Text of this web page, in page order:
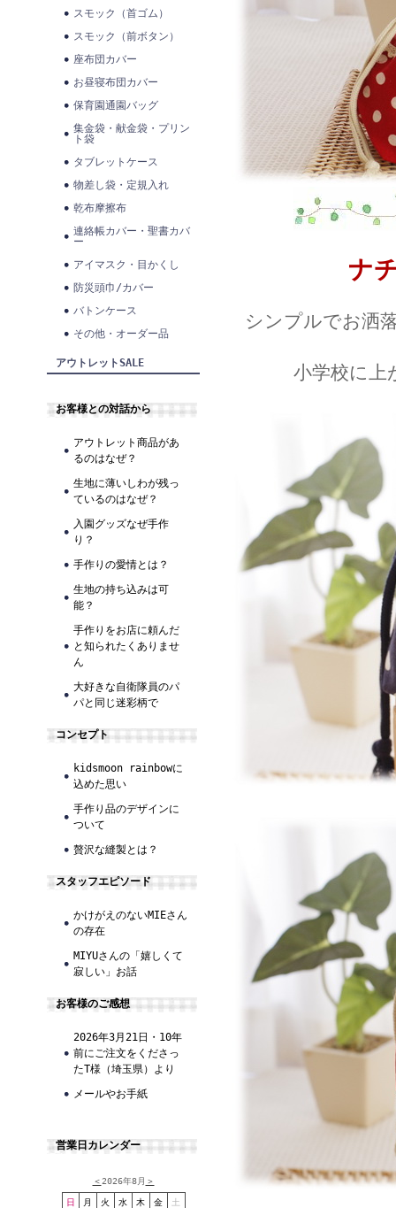
スモック（首ゴム）
スモック（前ボタン）
座布団カバー
お昼寝布団カバー
保育園通園バッグ
集金袋・献金袋・プリン
ト袋
タブレットケース
物差し袋・定規入れ
乾布摩擦布
連絡帳カバー・聖書カバ
ー
アイマスク・目かくし
防災頭巾/カバー
バトンケース
その他・オーダー品
アウトレットSALE
お客様との対話から
アウトレット商品があ
るのはなぜ？
生地に薄いしわが残っ
ているのはなぜ？
入園グッズなぜ手作
り？
手作りの愛情とは？
生地の持ち込みは可
能？
手作りをお店に頼んだ
と知られたくありませ
ん
大好きな自衛隊員のパ
パと同じ迷彩柄で
コンセプト
kidsmoon rainbowに
込めた思い
手作り品のデザインに
ついて
贅沢な縫製とは？
スタッフエピソード
かけがえのないMIEさん
の存在
MIYUさんの「嬉しくて
寂しい」お話
お客様のご感想
2026年3月21日・10年
前にご注文をくださっ
たT様（埼玉県）より
メールやお手紙
営業日カレンダー
＜2026年8月 ＞
日 月 火 水 木 金 土
ナ
シンプルでお洒
小学校に上